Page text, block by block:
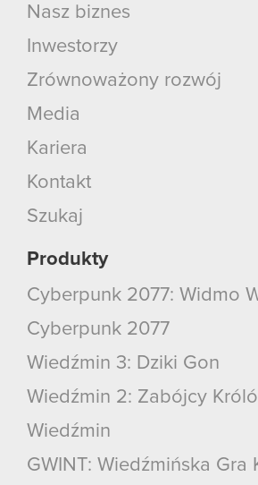
Nasz biznes
Inwestorzy
Zrównoważony rozwój
Media
Kariera
Kontakt
Szukaj
Produkty
Cyberpunk 2077: Widmo
Cyberpunk 2077
Wiedźmin 3: Dziki Gon
Wiedźmin 2: Zabójcy
Wiedźmin
GWINT: Wiedźmińska Gra